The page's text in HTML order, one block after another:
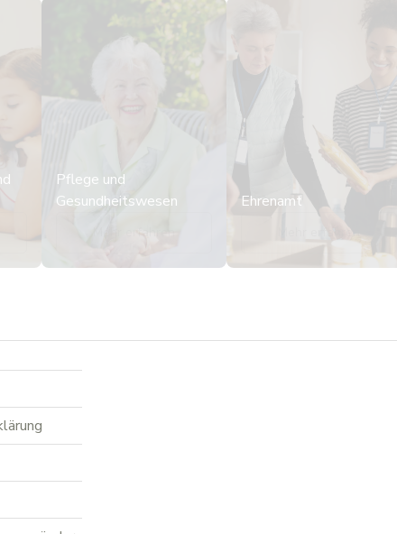
Pflege und
Gesundheitswesen
Mehr erfahren
Ehrenamt
Mehr erfahren